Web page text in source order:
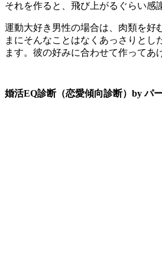
それを作ると、飛び上がるぐらい感
運動大好き男性の場合は、肉類を好
まにそんなことはなくあっさりとし
ます。彼の好みに合わせて作ってあ
婚活EQ診断（恋愛傾向診断）by パ